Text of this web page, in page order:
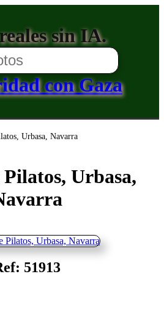
sin IA.
Urbasa, Navarra
Urbasa,
51913